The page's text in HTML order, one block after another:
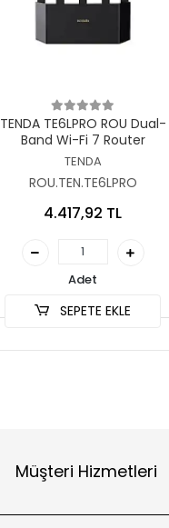
Sepete Ekle
TENDA TE6LPRO ROU Dual-
Band Wi-Fi 7 Router
TENDA
ROU.TEN.TE6LPRO
4.417,92 TL
Adet
SEPETE EKLE
Müşteri Hizmetleri